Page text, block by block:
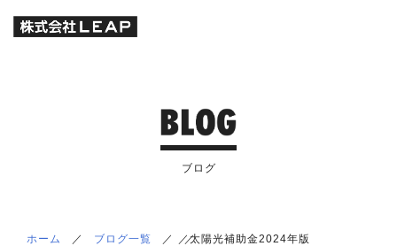
ブログ
ホーム ／ ブログ一覧 ／ ／
／太陽光補助金2024年版